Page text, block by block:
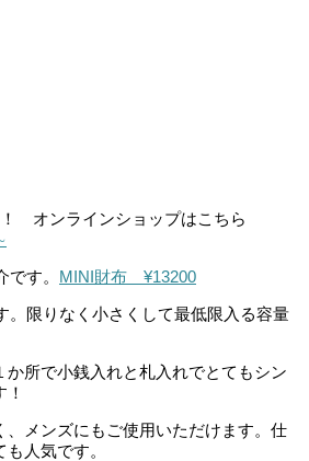
！ オンラインショップはこちら
す。 MINI財布 ¥13200
。限りなく小さくして最低限入る容量
か所で小銭入れと札入れでとてもシン
、メンズにもご使用いただけます。仕
人気です。